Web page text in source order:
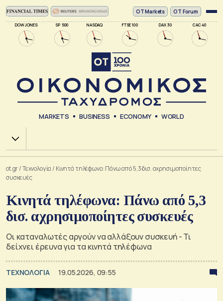
DOW JONES SP 500 NASDAQ FTSE 100 DAX 30 CAC 40
ΟΤ Markets OT Forum
MARKETS BUSINESS ECONOMY WORLD
Χ.Α.
ot.gr/Τεχνολογία / Κινητά τηλέφωνα: Πάνω από 5,3 δισ. αχρησιμοποίητες
συσκευές
Κινητά τηλέφωνα: Πάνω από 5,3
δισ. αχρησιμοποίητες συσκευές
Οι καταναλωτές αργούν να αλλάξουν συσκευή - Τι
δείχνει έρευνα για τα κινητά τηλέφωνα
ΤΕΧΝΟΛΟΓΙΑ 19.05.2026, 09:55